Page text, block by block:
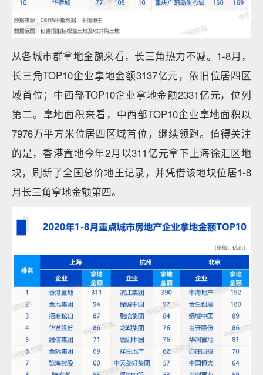
从各城市群拿地金额来看，长三角热力不减。1-8月，
长三角TOP10企业拿地金额3137亿元，依旧位居四区
域首位；中西部TOP10企业拿地金额2331亿元，位列
第二。拿地面积来看，中西部TOP10企业拿地面积以
7976万平方米位居四区域首位，继续领跑。值得关注
的是，香港置地今年2月以311亿元拿下上海徐汇区地
块，刷新了全国总价地王记录，并凭借该地块位居1-8
月长三角拿地金额第四。